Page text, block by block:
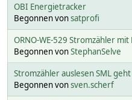
OBI Energietracker
Begonnen vonsatprofi
ORNO-WE-529 Stromzähler mit
Begonnen vonStephanSelve
Stromzähler auslesen SML
Begonnen vonsven.scherf